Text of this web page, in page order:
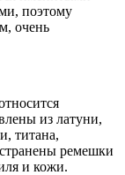
поэтому
очень
из латуни,
титана,
ремешки
и кожи.